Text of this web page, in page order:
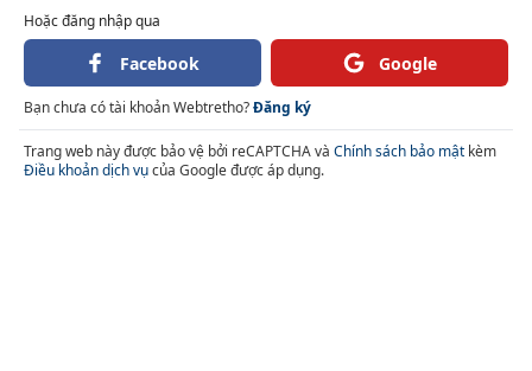
Hoặc đăng nhập qua
Facebook Google
Bạn chưa có tài khoản Webtretho?Đăng ký
Trang web này được bảo vệ bởi reCAPTCHA và Chính sách bảo mật kèm
Điều khoản dịch vụcủa Google được áp dụng.